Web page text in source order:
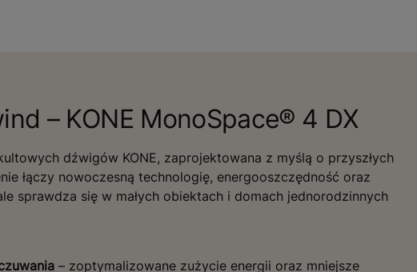
– KONE MonoSpace® 4 DX
dźwigów KONE, zaprojektowana z myślą o przyszłych
łączy nowoczesną technologię, energooszczędność oraz
sprawdza się w małych obiektach i domach jednorodzinnych
– zoptymalizowane zużycie energii oraz mniejsze